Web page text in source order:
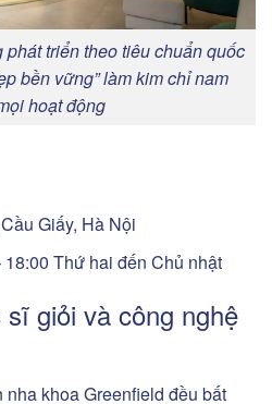
triển theo tiêu chuẩn quốc
bền vững” làm kim chỉ nam
hoạt động
Giấy, Hà Nội
Thứ hai đến Chủ nhật
giỏi và công nghệ
khoa Greenfield đều bất